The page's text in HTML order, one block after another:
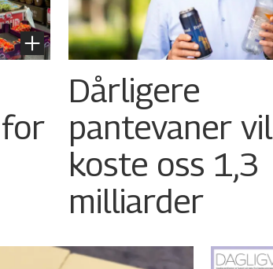
Dårligere
pantevaner vil
koste oss 1,3
milliarder